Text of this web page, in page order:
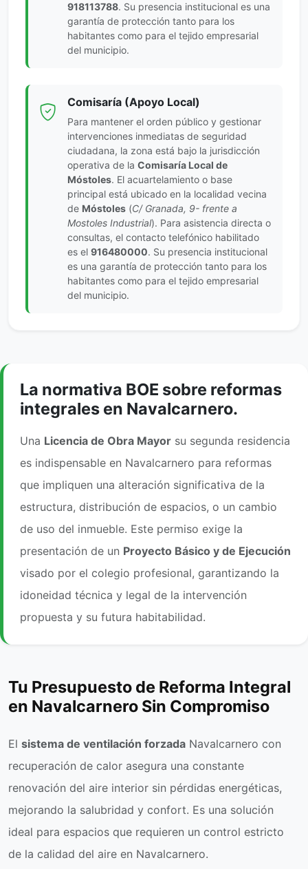
918113788. Su presencia institucional es una
garantía de protección tanto para los
habitantes como para el tejido empresarial
del municipio.
Comisaría (Apoyo Local)
Para mantener el orden público y gestionar
intervenciones inmediatas de seguridad
ciudadana, la zona está bajo la jurisdicción
operativa de la Comisaría Local de
Móstoles. El acuartelamiento o base
principal está ubicado en la localidad vecina
de Móstoles (C/ Granada, 9- frente a
Mostoles Industrial). Para asistencia directa o
consultas, el contacto telefónico habilitado
es el 916480000. Su presencia institucional
es una garantía de protección tanto para los
habitantes como para el tejido empresarial
del municipio.
La normativa BOE sobre reformas
integrales en Navalcarnero.
Una Licencia de Obra Mayor su segunda residencia
es indispensable en Navalcarnero para reformas
que impliquen una alteración significativa de la
estructura, distribución de espacios, o un cambio
de uso del inmueble. Este permiso exige la
presentación de un Proyecto Básico y de Ejecución
visado por el colegio profesional, garantizando la
idoneidad técnica y legal de la intervención
propuesta y su futura habitabilidad.
Tu Presupuesto de Reforma Integral
en Navalcarnero Sin Compromiso
El sistema de ventilación forzada Navalcarnero con
recuperación de calor asegura una constante
renovación del aire interior sin pérdidas energéticas,
mejorando la salubridad y confort. Es una solución
ideal para espacios que requieren un control estricto
de la calidad del aire en Navalcarnero.